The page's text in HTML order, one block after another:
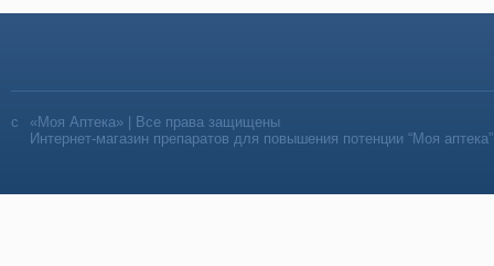
«Моя Аптека» | Все права защищены
Интернет-магазин препаратов для повышения потенции “Моя